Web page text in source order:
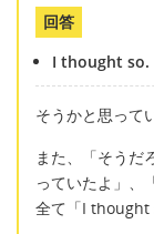
回答
I thought so.
そうかと思って
また、「そうだ
っていたよ」、
全て「I thought